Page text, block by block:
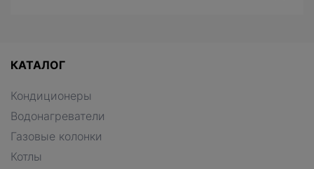
КАТАЛОГ
Кондиционеры
Водонагреватели
Газовые колонки
Котлы